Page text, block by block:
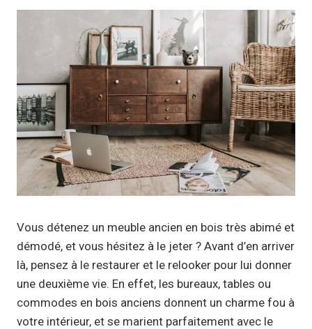
Vous détenez un meuble ancien en bois très abimé et
démodé, et vous hésitez à le jeter ? Avant d’en arriver
là, pensez à le restaurer et le relooker pour lui donner
une deuxième vie. En effet, les bureaux, tables ou
commodes en bois anciens donnent un charme fou à
votre intérieur, et se marient parfaitement avec le